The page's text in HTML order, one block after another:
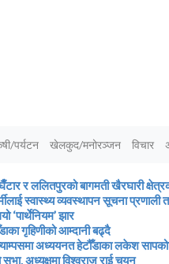
पर्यटन खेलकुद/मनोरञ्जन विचार
र ललितपुरको बागमती खैरघारी
स्वास्थ्य व्यवस्थापन सूचना प्रणाली
‘पार्थेनियम’ झार
गृहिणीको आम्दानी बढ्दै
अध्ययनत हेटौँडाका लकेश
अध्यक्षमा विश्वराज राई चयन